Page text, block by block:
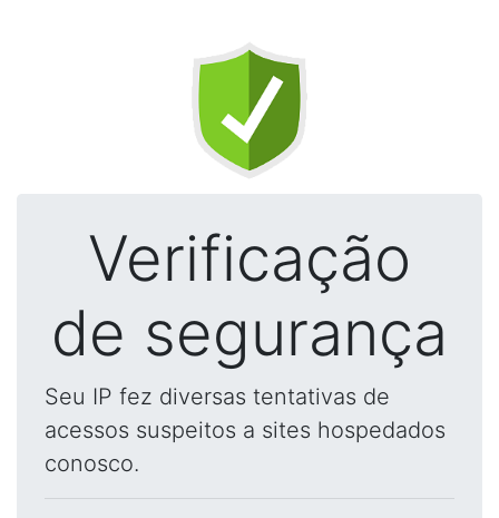
Verificação
de segurança
Seu IP fez diversas tentativas de
acessos suspeitos a sites hospedados
conosco.